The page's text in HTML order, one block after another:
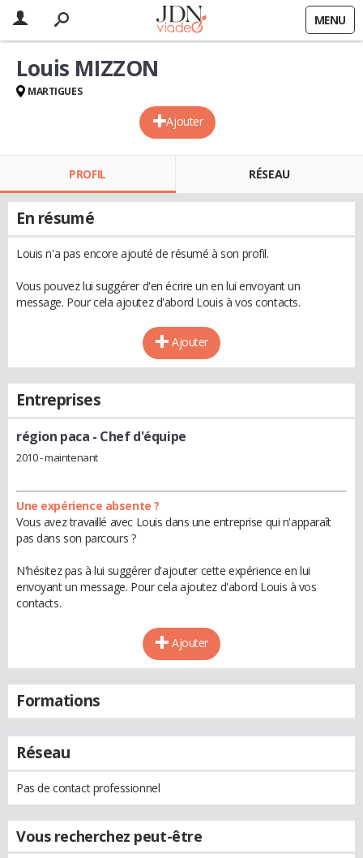
MENU
Ajouter
Louis MIZZON
MARTIGUES
PROFIL RÉSEAU
En résumé
Louis n'a pas encore ajouté de résumé à son profil.
Vous pouvez lui suggérer d'en écrire un en lui envoyant un
message. Pour cela ajoutez d'abord Louis à vos contacts.
Ajouter
Entreprises
région paca - Chef d'équipe
2010 - maintenant
Une expérience absente ?
Vous avez travaillé avec Louis dans une entreprise qui n'apparaît
pas dans son parcours ?
N'hésitez pas à lui suggérer d'ajouter cette expérience en lui
envoyant un message. Pour cela ajoutez d'abord Louis à vos
contacts.
Ajouter
Formations
Réseau
Pas de contact professionnel
Vous recherchez peut-être